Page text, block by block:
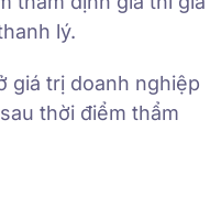
lý.
giá trị doanh nghiệp
thời điểm thẩm